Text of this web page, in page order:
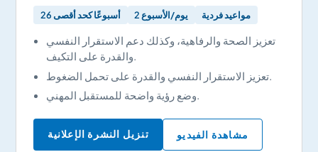
26 أسبوعًا كحد أقصى 2 يوم/الأسبوع مواعيد فردية
تعزيز الصحة والرفاهية، وكذلك دعم الاستقرار النفسي
والقدرة على التكيف.
تعزيز الاستقرار النفسي والقدرة على تحمل الضغوط.
وضع رؤية واضحة للمستقبل المهني.
تنزيل النشرة الإعلانية مشاهدة الفيديو